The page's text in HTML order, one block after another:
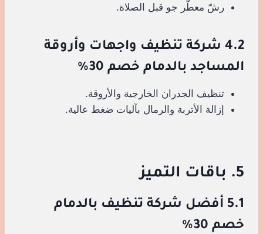
رشّ معطّر جو قبل الصلاة.
4.2 شركة تنظيف واجهات وأروقة
المساجد بالدمام خصم 30%
تنظيف الجدران الخارجية والأروقة.
إزالة الأتربة والرمال بآليات ضغط عالية.
5. باقات التميز
5.1 أفضل شركة تنظيف بالدمام
خصم 30%